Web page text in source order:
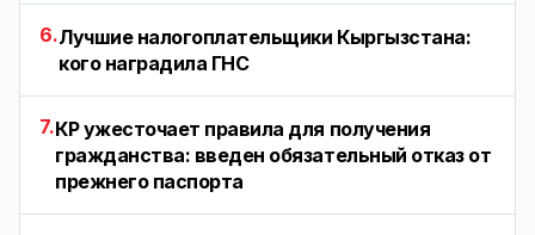
6.Лучшие налогоплательщики Кыргызстана:
кого наградила ГНС
7.КР ужесточает правила для получения
гражданства: введен обязательный отказ от
прежнего паспорта